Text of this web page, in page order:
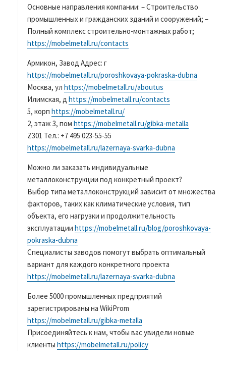
Основные направления компании: – Строительство
промышленных и гражданских зданий и сооружений; –
Полный комплекс строительно-монтажных работ;
https://mobelmetall.ru/contacts
Армикон, Завод Адрес: г
https://mobelmetall.ru/poroshkovaya-pokraska-dubna
Москва, ул https://mobelmetall.ru/aboutus
Илимская, д https://mobelmetall.ru/contacts
5, корп https://mobelmetall.ru/
2, этаж 3, пом https://mobelmetall.ru/gibka-metalla
Z301 Тел.: +7 495 023-55-55
https://mobelmetall.ru/lazernaya-svarka-dubna
Можно ли заказать индивидуальные
металлоконструкции под конкретный проект?
Выбор типа металлоконструкций зависит от множества
факторов, таких как климатические условия, тип
объекта, его нагрузки и продолжительность
эксплуатации https://mobelmetall.ru/blog/poroshkovaya-
pokraska-dubna
Специалисты заводов помогут выбрать оптимальный
вариант для каждого конкретного проекта
https://mobelmetall.ru/lazernaya-svarka-dubna
Более 5000 промышленных предприятий
зарегистрированы на WikiProm
https://mobelmetall.ru/gibka-metalla
Присоединяйтесь к нам, чтобы вас увидели новые
клиенты https://mobelmetall.ru/policy